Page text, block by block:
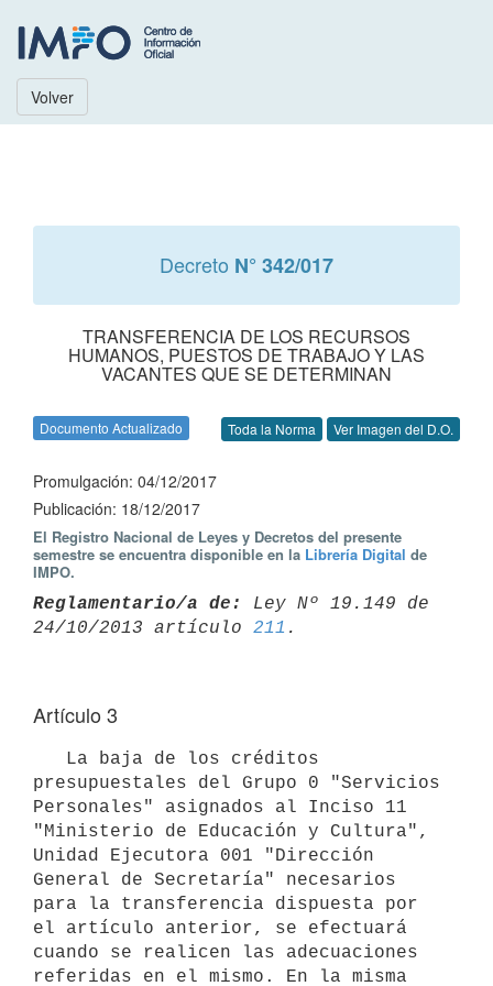
Volver
Decreto N° 342/017
TRANSFERENCIA DE LOS RECURSOS
HUMANOS, PUESTOS DE TRABAJO Y LAS
VACANTES QUE SE DETERMINAN
Documento Actualizado Toda la Norma Ver Imagen del D.O.
Promulgación: 04/12/2017
Publicación: 18/12/2017
El Registro Nacional de Leyes y Decretos del presente
semestre se encuentra disponible en la Librería Digital de
IMPO.
Reglamentario/a de:
Ley Nº 19.149 de
24/10/2013 artículo 211
Artículo 3
presupuestales del Grupo 0 "Servicios
Personales" asignados al Inciso 11
"Ministerio de Educación y Cultura",
Unidad Ejecutora 001 "Dirección
General de Secretaría" necesarios
para la transferencia dispuesta por
el artículo anterior, se efectuará
cuando se realicen las adecuaciones
referidas en el mismo. En la misma